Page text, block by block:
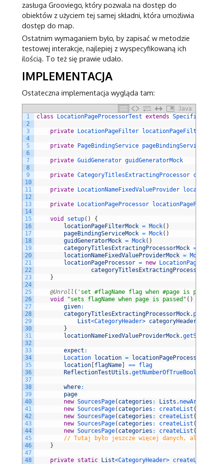
zasługa Grooviego, który pozwala na dostęp do
obiektów z użyciem tej samej składni, która umożliwia
dostęp do map.
Ostatnim wymaganiem było, by zapisać w metodzie
testowej interakcje, najlepiej z wyspecyfikowaną ich
ilością. To też się prawie udało.
IMPLEMENTACJA
Ostateczna implementacja wygląda tam:
Java
1
2
3
4
5
6
7
8
9
10
11
12
13
14
15
16
17
18
19
20
21
22
23
24
25
26
27
28
29
30
31
32
33
34
35
36
37
38
39
40
41
42
43
44
45
46
47
48
class LocationPageProcessorTest extends Specification
private LocationPageFilter locationPageFilterMock
private PageBindingService pageBindingServiceMock
private GuidGenerator guidGeneratorMock
private CategoryTitlesExtractingProcessor
private LocationNameFixedValueProvider
private LocationPageProcessor
void setup( )
{
locationPageFilterMock = Mock( )
pageBindingServiceMock = Mock( )
guidGeneratorMock = Mock( )
categoryTitlesExtractingProcessorMock =
locationNameFixedValueProviderMock = Mock
locationPageProcessor = new
categoryTitlesExtractingProcessorMock
}
@Unroll ( 'set #flagName flag when #page is
void
"sets flagName when page is passed" ( )
given:
categoryTitlesExtractingProcessorMock. process
List<CategoryHeader> categoryHeaderList
}
locationNameFixedValueProviderMock.
expect :
Location
location = locationPageProcessor
location[ flagName] == flag
ReflectionTestUtils .
where:
page
new SourcesPage( categories : Lists .
new SourcesPage( categories : createList (
new SourcesPage( categories : createList (
new SourcesPage( categories : createList (
new SourcesPage( categories : createList (
// Tutaj było jeszcze więcej danych, ale
}
private static List<CategoryHeader> createList